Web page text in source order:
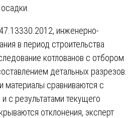
инженерно-
в период строительства
котлованов с отбором
детальных разрезов.
материалы сравниваются с
с результатами текущего
отклонения, эксперт